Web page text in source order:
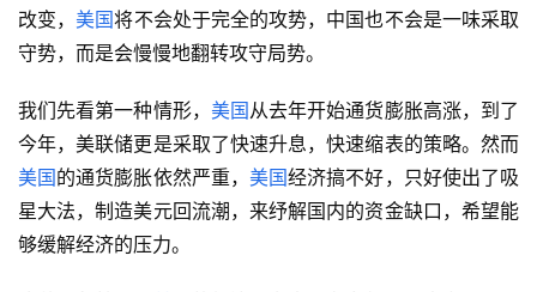
改变，美国将不会处于完全的攻势，中国也不会是一味采取
守势，而是会慢慢地翻转攻守局势。
我们先看第一种情形， 美国从去年开始通货膨胀高涨，到了
今年，美联储更是采取了快速升息，快速缩表的策略。然而
美国的通货膨胀依然严重， 美国经济搞不好，只好使出了吸
星大法，制造美元回流潮，来纾解国内的资金缺口，希望能
够缓解经济的压力。